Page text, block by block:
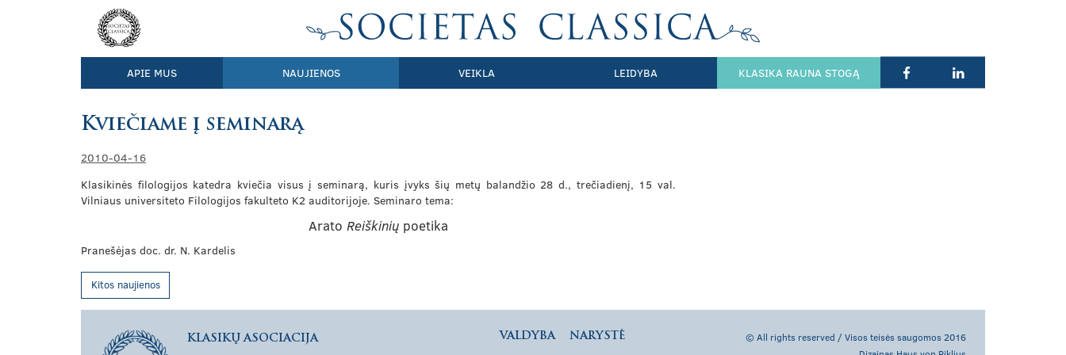
APIE MUS NAUJIENOS VEIKLA LEIDYBA KLASIKA RAUNA STOGĄ
Kviečiame į seminarą
2010-04-16
Klasikinės filologijos katedra kviečia visus į seminarą, kuris įvyks šių metų balandžio 28 d., trečiadienį, 15 val.
Vilniaus universiteto Filologijos fakulteto K2 auditorijoje. Seminaro tema:
Arato Reiškinių poetika
Pranešėjas doc. dr. N. Kardelis
Kitos naujienos
KLASIKŲ ASOCIACIJA VALDYBA NARYSTĖ
© All rights reserved / Visos teisės saugomos 2016